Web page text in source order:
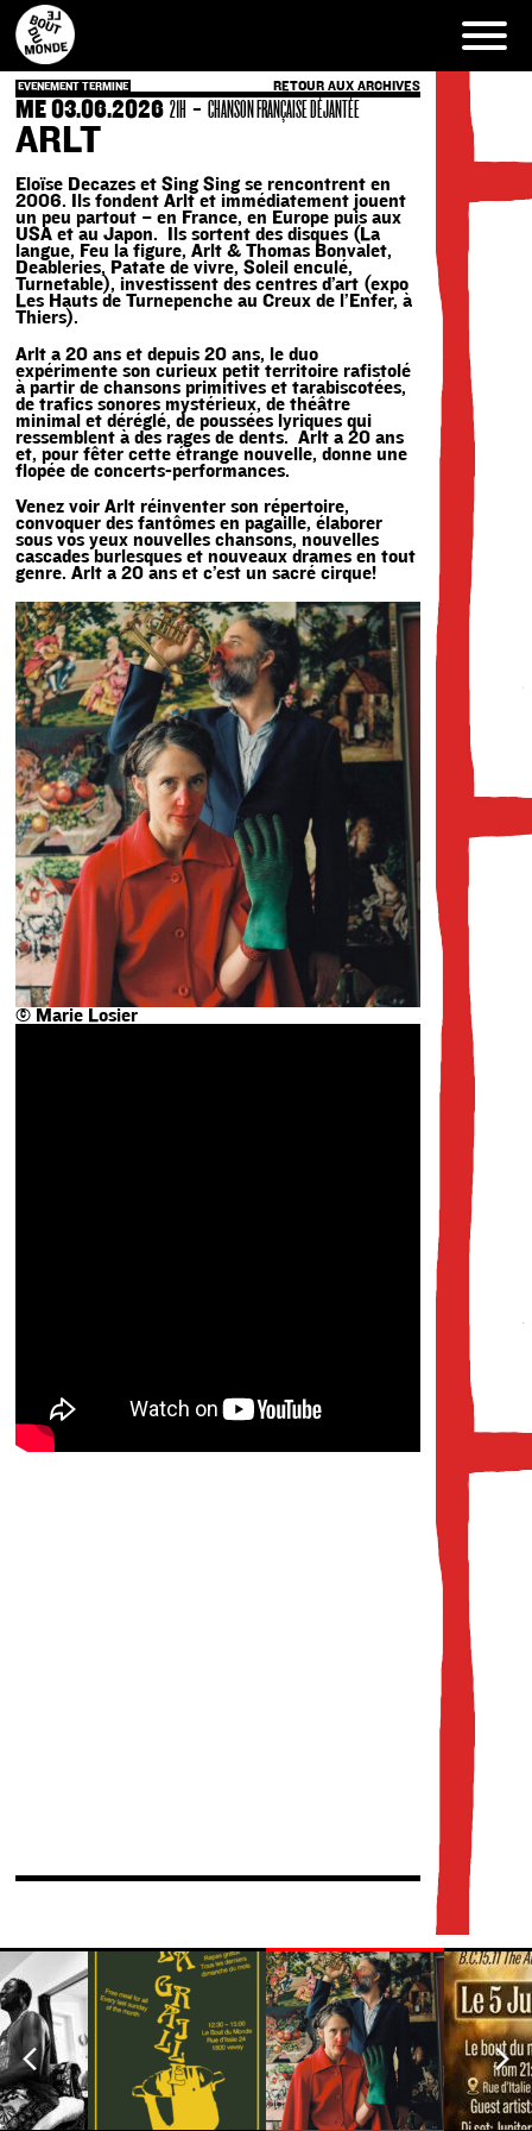
Skip
content
EVENEMENT TERMINE RETOUR AUX ARCHIVES
ME 03.06.2026 21H -CHANSON FRANÇAISE DÉJANTÉE
ARLT
Eloïse Decazes et Sing Sing se rencontrent en
2006. Ils fondent Arlt et immédiatement jouent
un peu partout – en France, en Europe puis aux
USA et au Japon. Ils sortent des disques (La
langue, Feu la figure, Arlt & Thomas Bonvalet,
Deableries, Patate de vivre, Soleil enculé,
Turnetable), investissent des centres d’art (expo
Les Hauts de Turnepenche au Creux de l’Enfer, à
Thiers).
Arlt a 20 ans et depuis 20 ans, le duo
expérimente son curieux petit territoire rafistolé
à partir de chansons primitives et tarabiscotées,
de trafics sonores mystérieux, de théâtre
minimal et déréglé, de poussées lyriques qui
ressemblent à des rages de dents. Arlt a 20 ans
et, pour fêter cette étrange nouvelle, donne une
flopée de concerts-performances.
Venez voir Arlt réinventer son répertoire,
convoquer des fantômes en pagaille, élaborer
sous vos yeux nouvelles chansons, nouvelles
cascades burlesques et nouveaux drames en tout
genre. Arlt a 20 ans et c’est un sacré cirque!
© Marie Losier